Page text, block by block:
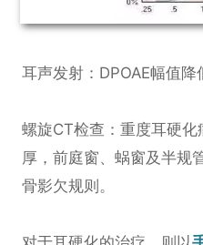
耳声发射：DPOAE幅值降
螺旋CT检查：重度耳硬
厚，前庭窗、蜗窗及半规
骨影欠规则。